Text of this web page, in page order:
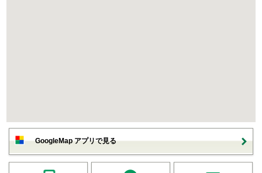
GoogleMap アプリで見る